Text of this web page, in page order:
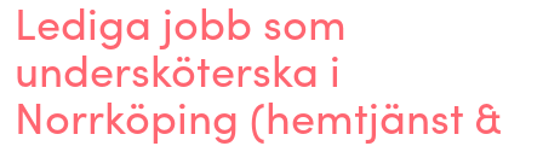
Lediga jobb som
undersköterska i
Norrköping (hemtjänst &